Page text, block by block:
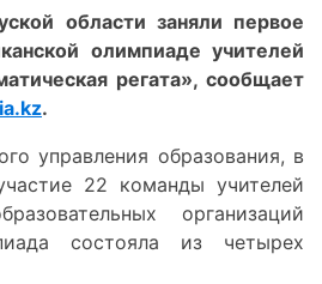
области заняли первое
олимпиаде учителей
регата», сообщает
.
управления образования, в
22 команды учителей
организаций
состояла из четырех